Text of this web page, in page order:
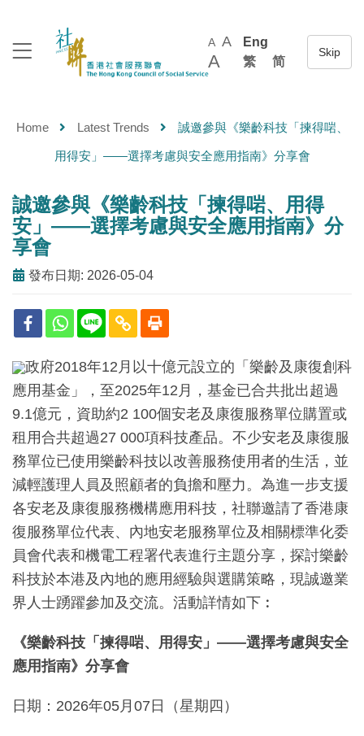
A A
A
Eng
繁
简
Home Latest Trends 誠邀參與《樂齡科技「揀得啱、
用得安」——選擇考慮與安全應用指南》分享會
誠邀參與《樂齡科技「揀得啱、用得
安」——選擇考慮與安全應用指南》分
享會
發布日期: 2026-05-04
政府2018年12月以十億元設立的「樂齡及康復創科
應用基金」，至2025年12月，基金已合共批出超過
9.1億元，資助約2 100個安老及康復服務單位購置或
租用合共超過27 000項科技產品。不少安老及康復服
務單位已使用樂齡科技以改善服務使用者的生活，並
減輕護理人員及照顧者的負擔和壓力。為進一步支援
各安老及康復服務機構應用科技，社聯邀請了香港康
復服務單位代表、內地安老服務單位及相關標準化委
員會代表和機電工程署代表進行主題分享，探討樂齡
科技於本港及內地的應用經驗與選購策略，現誠邀業
界人士踴躍參加及交流。活動詳情如下︰
《樂齡科技「揀得啱、用得安」——選擇考慮與安全
應用指南》分享會
日期：2026年05月07日（星期四）